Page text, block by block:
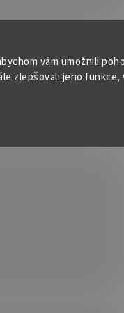
vám umožnili
zlepšovali jeho